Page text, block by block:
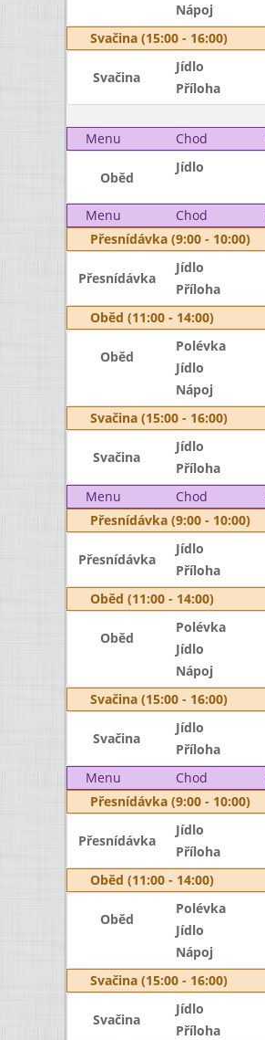
Nápoj
Svačina (15:00 - 16:00)
Svačina
Jídlo
Příloha
Menu
Chod
Oběd
Jídlo
Menu Chod
Přesnídávka (9:00 - 10:00)
Přesnídávka
Jídlo
Příloha
Oběd (11:00 - 14:00)
Oběd
Polévka
Jídlo
Nápoj
Svačina (15:00 - 16:00)
Svačina
Jídlo
Příloha
Menu
Chod
Přesnídávka (9:00 - 10:00)
Přesnídávka
Jídlo
Příloha
Oběd (11:00 - 14:00)
Oběd
Polévka
Jídlo
Nápoj
Svačina (15:00 - 16:00)
Svačina
Jídlo
Příloha
Menu
Chod
Přesnídávka (9:00 - 10:00)
Přesnídávka
Jídlo
Příloha
Oběd (11:00 - 14:00)
Oběd
Polévka
Jídlo
Nápoj
Svačina (15:00 - 16:00)
Svačina
Jídlo
Příloha